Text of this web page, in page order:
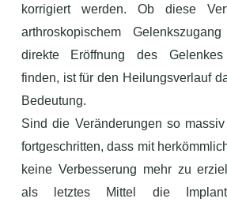
korrigiert werden. Ob diese
arthroskopischem
direkte Eröffnung des Gelenkes
finden, ist für den Heilungsverlauf
Bedeutung.
Sind die Veränderungen so
fortgeschritten, dass mit
keine Verbesserung mehr zu
als letztes Mittel die